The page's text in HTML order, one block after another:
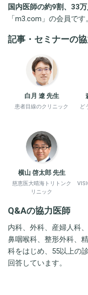
国内医師の約9割、33
「m3.com 」の会員です。
記事・セミナーの
白月 遼 先生
患者目線のクリニック
ど
横山 啓太郎 先生
慈恵医大晴海トリトンク
リニック
Q&Aの協力医師
内科、外科、産婦人科
鼻咽喉科、整形外科、
科をはじめ、55以上の
回答しています。